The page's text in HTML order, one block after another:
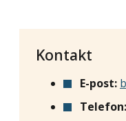
Kontakt
E-post:
Telefon: